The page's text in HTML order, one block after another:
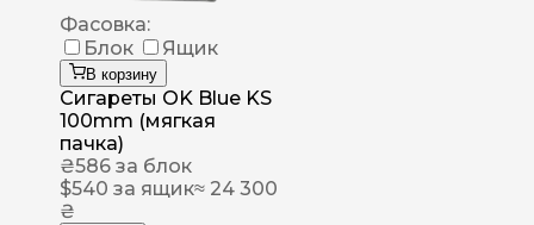
Фасовка:
Блок
Ящик
В корзину
Сигареты OK Blue KS
100mm (мягкая
пачка)
₴586 за блок
$540 за ящик≈ 24 300
₴